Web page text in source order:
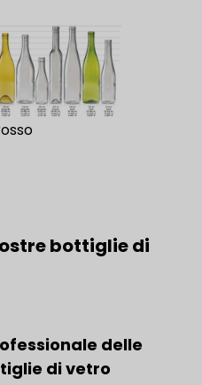
bottiglie di
delle
di vetro